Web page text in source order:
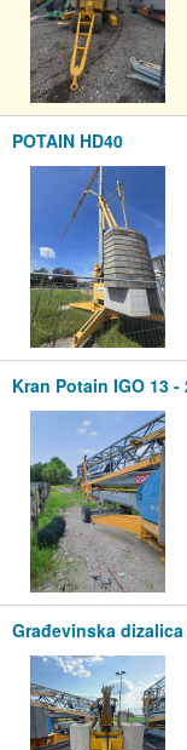
POTAIN HD40
Kran Potain IGO 13 -
Građevinska